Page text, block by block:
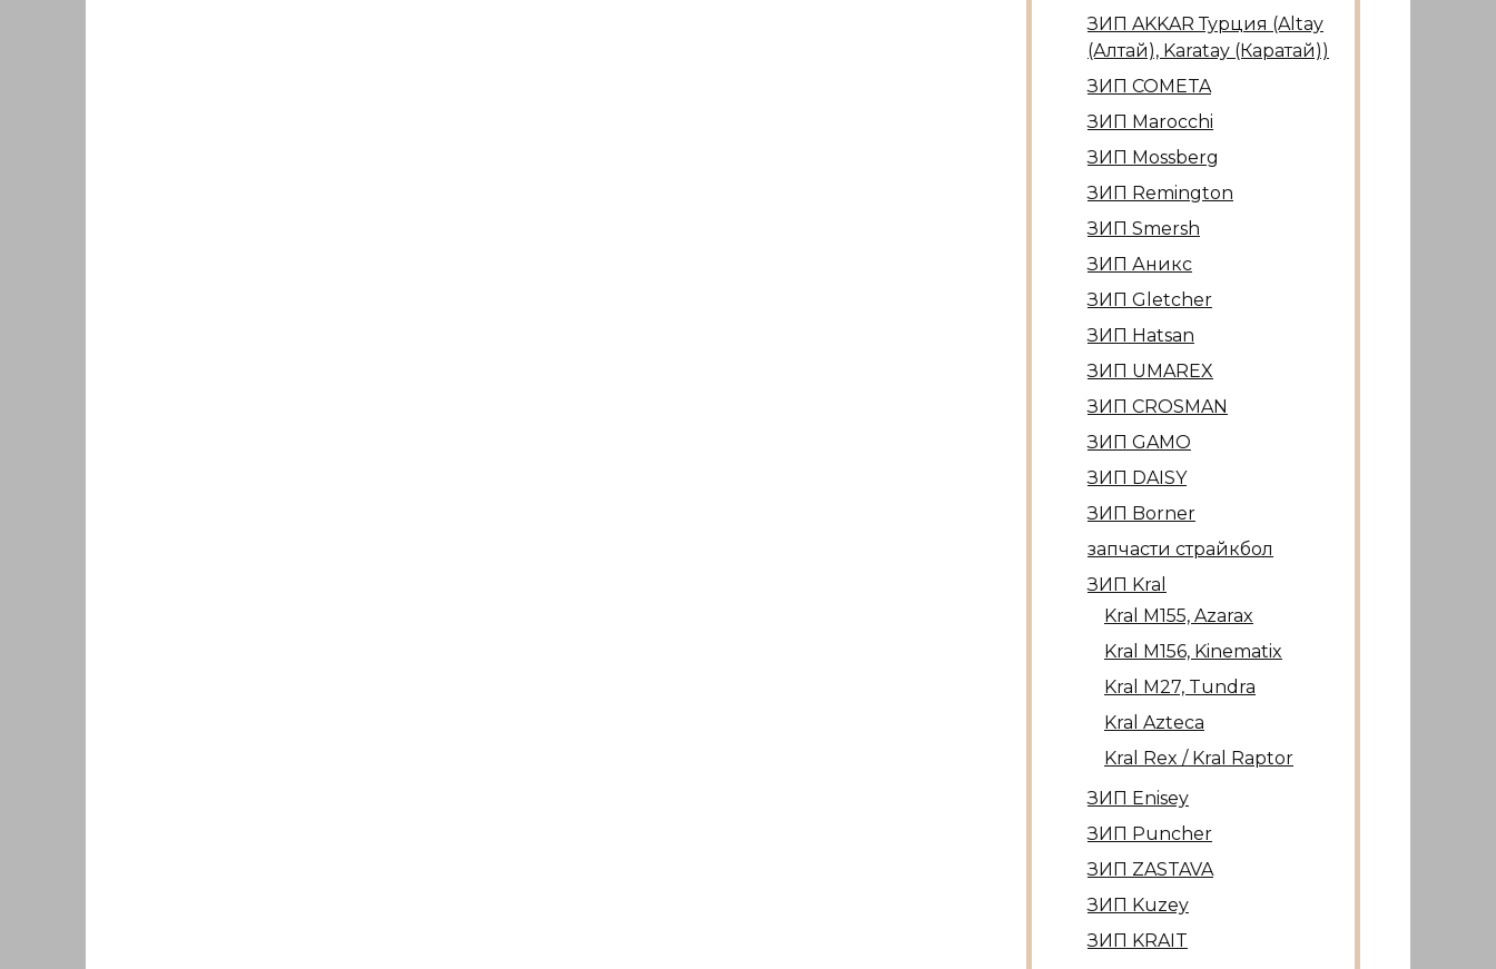
ЗИП AKKAR Турция (Altay
(Алтай), Karatay (Каратай))
ЗИП COMETA
ЗИП Marocсhi
ЗИП Mossberg
ЗИП Remington
ЗИП Smersh
ЗИП Аникс
ЗИП Gletcher
ЗИП Hatsan
ЗИП UMAREX
ЗИП CROSMAN
ЗИП GAMO
ЗИП DAISY
ЗИП Borner
запчасти страйкбол
ЗИП Kral
Kral М155, Azarax
Kral М156, Kinematix
Kral М27, Tundra
Kral Azteca
Kral Rex / Kral Raptor
ЗИП Enisey
ЗИП Puncher
ЗИП ZASTAVA
ЗИП Kuzey
ЗИП KRAIT